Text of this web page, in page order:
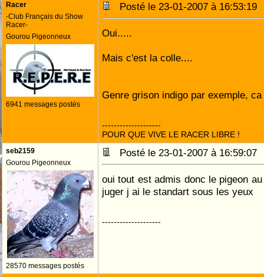
Racer
-Club Français du Show
Racer-
Gourou Pigeonneux
6941 messages postés
Posté le 23-01-2007 à
Oui.....
Mais c'est la colle....
Genre grison indigo par exemple,
--------------------
POUR QUE VIVE LE RACER LIBRE !
seb2159
Gourou Pigeonneux
28570 messages postés
Posté le 23-01-2007 à
oui tout est admis donc le pigeon
juger j ai le standart sous les yeux
--------------------